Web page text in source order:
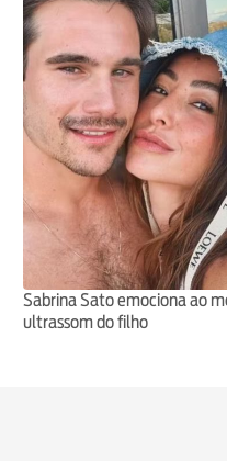
Sabrina Sato emociona ao
ultrassom do filho